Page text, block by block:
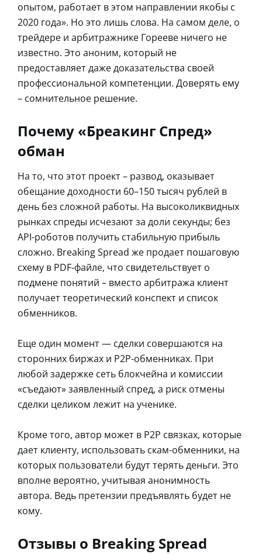
опытом, работает в этом направлении якобы с
2020 года». Но это лишь слова. На самом деле, о
трейдере и арбитражнике Горееве ничего не
известно. Это аноним, который не
предоставляет даже доказательства своей
профессиональной компетенции. Доверять ему
– сомнительное решение.
Почему «Бреакинг Спред»
обман
На то, что этот проект – развод, оказывает
обещание доходности 60–150 тысяч рублей в
день без сложной работы. На высоколиквидных
рынках спреды исчезают за доли секунды; без
API-роботов получить стабильную прибыль
сложно. Breaking Spread же продает пошаговую
схему в PDF-файле, что свидетельствует о
подмене понятий – вместо арбитража клиент
получает теоретический конспект и список
обменников.
Еще один момент — сделки совершаются на
сторонних биржах и P2P-обменниках. При
любой задержке сеть блокчейна и комиссии
«съедают» заявленный спред, а риск отмены
сделки целиком лежит на ученике.
Кроме того, автор может в Р2Р связках, которые
дает клиенту, использовать скам-обменники, на
которых пользователи будут терять деньги. Это
вполне вероятно, учитывая анонимность
автора. Ведь претензии предъявлять будет не
кому.
Отзывы о Breaking Spread